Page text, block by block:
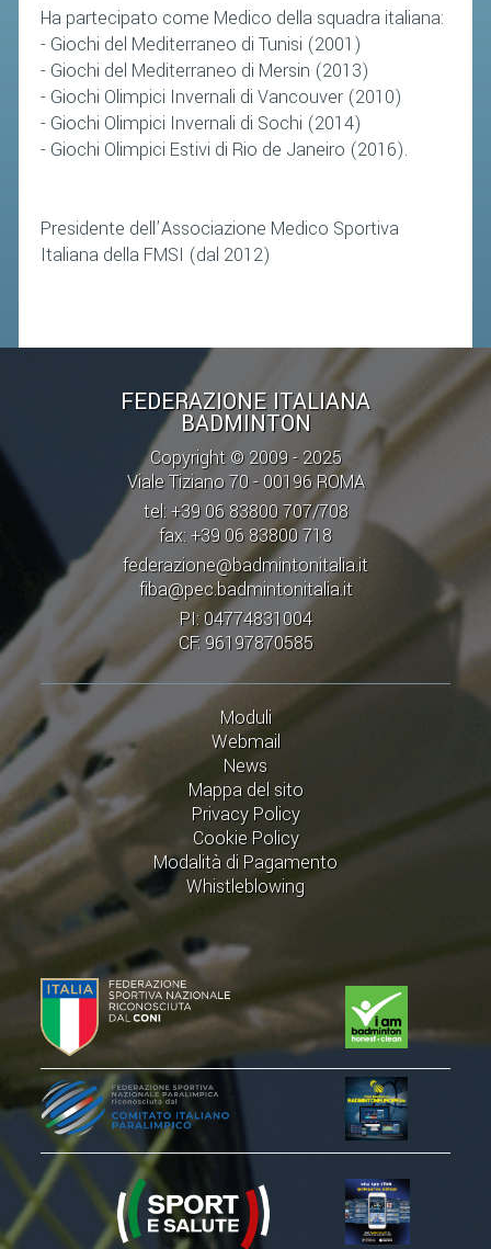
Ha partecipato come Medico della squadra italiana:
- Giochi del Mediterraneo di Tunisi (2001)
- Giochi del Mediterraneo di Mersin (2013)
- Giochi Olimpici Invernali di Vancouver (2010)
- Giochi Olimpici Invernali di Sochi (2014)
- Giochi Olimpici Estivi di Rio de Janeiro (2016).
Presidente dell’Associazione Medico Sportiva
Italiana della FMSI (dal 2012)
FEDERAZIONE ITALIANA
BADMINTON
Copyright © 2009 - 2025
Viale Tiziano 70 - 00196 ROMA
tel: +39 06 83800 707/708
fax: +39 06 83800 718
federazione@badmintonitalia.it
fiba@pec.badmintonitalia.it
PI: 04774831004
CF: 96197870585
Moduli
Webmail
News
Mappa del sito
Privacy Policy
Cookie Policy
Modalità di Pagamento
Whistleblowing
CENTRI TECNICI TERRITORIALI
COMMISSIONE ATLETI
TESSERAMENTO
CONVENZIONI
ASSICURAZIONE
MODULI
AFFILIARE UN ESD
GARE ED EVENTI
CALENDARIO
COMUNICATI
ALBO D'ORO CAMPIONATI ITALIANI
CAMPIONATI A SQUADRE
EVENTI INTERNAZIONALI
CLASSIFICHE NAZIONALI
CLASSIFICHE 2013-2020
MODULI
MANIFESTAZIONI SPORTIVE
UFFICIALI DI GARA
EVENTI SOSTENIBILI
PARA BADMINTON
L'ATTIVITÀ
TESSERAMENTO
STAFF TECNICO